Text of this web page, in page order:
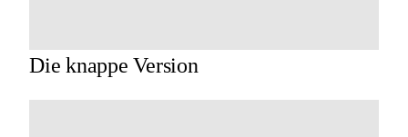
Die knappe Version